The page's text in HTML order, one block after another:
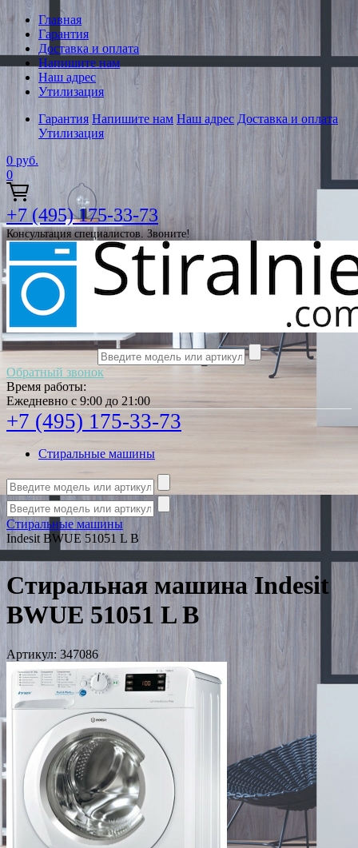
Главная
Гарантия
Доставка и оплата
Напишите нам
Наш адрес
Утилизация
Гарантия Напишите нам Наш адрес Доставка и оплата
Утилизация
0 руб.
0
+7 (495) 175-33-73
Консультация специалистов. Звоните!
Обратный звонок
Время работы:
Ежедневно с 9:00 до 21:00
+7 (495) 175-33-73
Стиральные машины
Стиральные машины
Indesit BWUE 51051 L B
Стиральная машина Indesit
BWUE 51051 L B
Артикул: 347086